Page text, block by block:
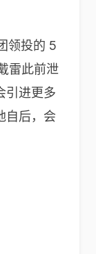
领投的 5
雷此前泄
引进更多
自后，会